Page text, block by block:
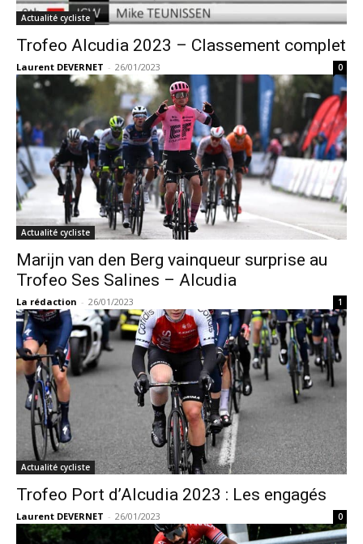
Actualité cycliste
Trofeo Alcudia 2023 – Classement complet
Laurent DEVERNET - 26/01/2023 0
Actualité cycliste
Marijn van den Berg vainqueur surprise au
Trofeo Ses Salines – Alcudia
La rédaction - 26/01/2023 1
Actualité cycliste
Trofeo Port d’Alcudia 2023 : Les engagés
Laurent DEVERNET - 26/01/2023 0